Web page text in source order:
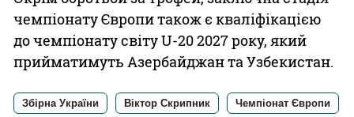
чемпіонату Європи також є кваліфікацією
до чемпіонату світу U-20 2027 року, який
прийматимуть Азербайджан та Узбекистан.
Збірна України Віктор Скрипник Чемпіонат Європи